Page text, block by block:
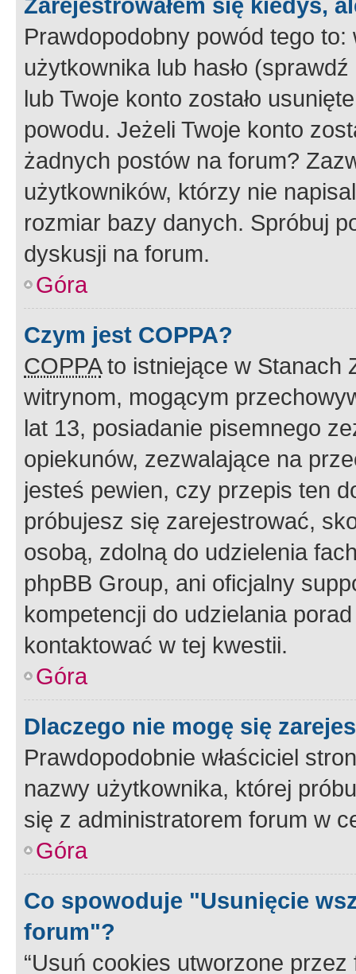
Prawdopodobny powód tego to:
użytkownika lub hasło
lub Twoje konto zostało
powodu. Jeżeli Twoje konto
żadnych postów na forum?
użytkowników, którzy nie
rozmiar bazy danych. Spróbuj
dyskusji na forum.
Góra
Czym jest COPPA?
COPPAto istniejące w Stanach
witrynom, mogącym
lat 13, posiadanie pisemnego
opiekunów, zezwalające na
jesteś pewien, czy przepis ten
próbujesz się zarejestrować,
osobą, zdolną do udzielenia
phpBB Group, ani oficjalny
kompetencji do udzielania
kontaktować w tej kwestii.
Góra
Dlaczego nie mogę się
Prawdopodobnie właściciel
nazwy użytkownika, której
się z administratorem forum w
Góra
Co spowoduje "Usunięcie
forum"?
“Usuń cookies utworzone